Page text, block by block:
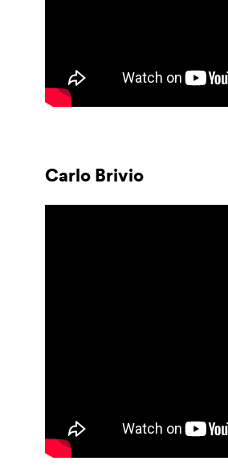
Carlo Brivio